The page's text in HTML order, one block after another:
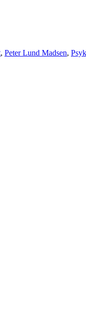
, Peter Lund Madsen,